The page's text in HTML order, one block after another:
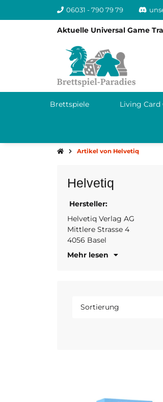
06031 - 790 79 79
Aktuelle Universal Game
Brettspiele Living Card
Artikel von Helvetiq
Helvetiq
Hersteller:
Helvetiq Verlag AG
Mittlere Strasse 4
4056 Basel
Mehr lesen
Sortierung